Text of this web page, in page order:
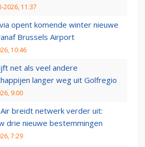
2026, 11:37
opent komende winter nieuwe
Brussels Airport
10:46
net als veel andere
langer weg uit Golfregio
9:00
Air breidt netwerk verder uit:
drie nieuwe bestemmingen
7:29